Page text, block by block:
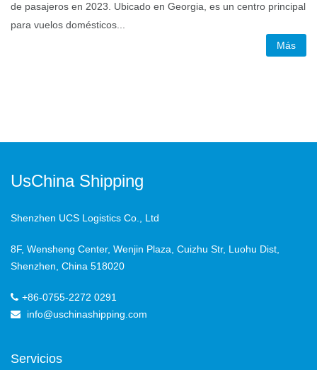
de pasajeros en 2023. Ubicado en Georgia, es un centro principal
para vuelos domésticos...
Más
UsChina Shipping
Shenzhen UCS Logistics Co., Ltd
8F, Wensheng Center, Wenjin Plaza, Cuizhu Str, Luohu Dist,
Shenzhen, China 518020
+86-0755-2272 0291
info@uschinashipping.com
Servicios